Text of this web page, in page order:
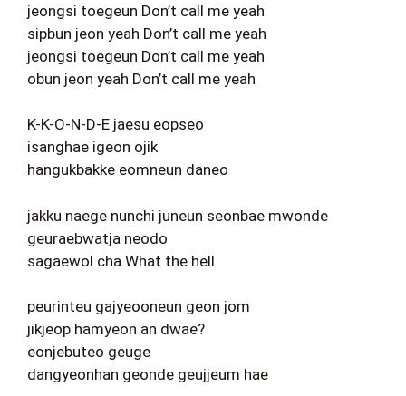
jeongsi toegeun Don’t call me yeah
sipbun jeon yeah Don’t call me yeah
jeongsi toegeun Don’t call me yeah
obun jeon yeah Don’t call me yeah
K-K-O-N-D-E jaesu eopseo
isanghae igeon ojik
hangukbakke eomneun daneo
jakku naege nunchi juneun seonbae mwonde
geuraebwatja neodo
sagaewol cha What the hell
peurinteu gajyeooneun geon jom
jikjeop hamyeon an dwae?
eonjebuteo geuge
dangyeonhan geonde geujjeum hae